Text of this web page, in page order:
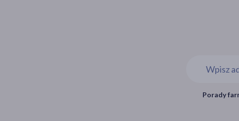
Porady